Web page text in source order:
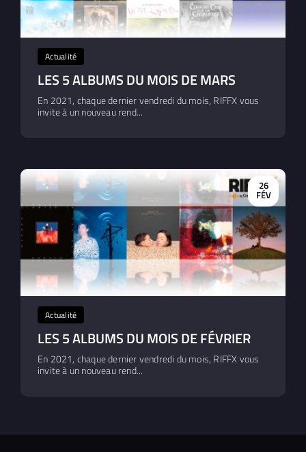
Actualité
LES 5 ALBUMS DU MOIS DE MARS
En 2021, chaque dernier vendredi du mois, RIFFX vous
invite à un nouveau rend...
26
FÉV
Actualité
LES 5 ALBUMS DU MOIS DE FÉVRIER
En 2021, chaque dernier vendredi du mois, RIFFX vous
invite à un nouveau rend...